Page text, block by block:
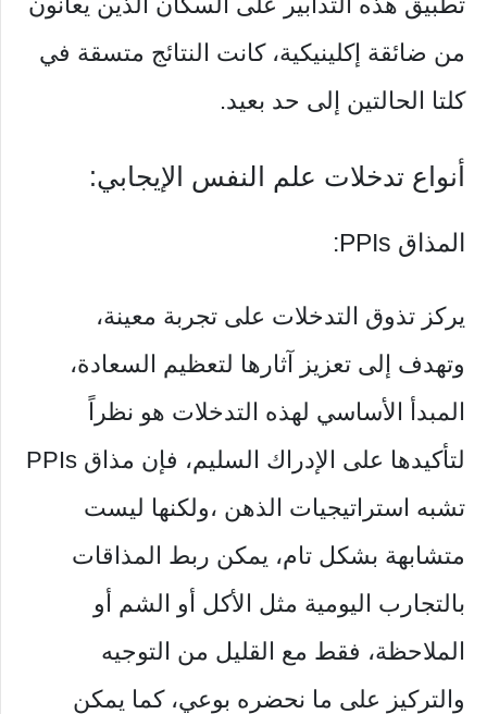
من ضائقة إكلينيكية، كانت النتائج متسقة في
كلتا الحالتين إلى حد بعيد.
أنواع تدخلات علم النفس الإيجابي:
المذاق PPIs:
يركز تذوق التدخلات على تجربة معينة،
وتهدف إلى تعزيز آثارها لتعظيم السعادة،
المبدأ الأساسي لهذه التدخلات هو نظراً
لتأكيدها على الإدراك السليم، فإن مذاق PPIs
تشبه استراتيجيات الذهن ،ولكنها ليست
متشابهة بشكل تام، يمكن ربط المذاقات
بالتجارب اليومية مثل الأكل أو الشم أو
الملاحظة، فقط مع القليل من التوجيه
والتركيز على ما نحضره بوعي، كما يمكن